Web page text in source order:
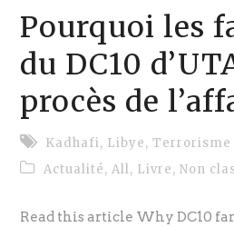
Pourquoi les
du DC10
procès de
Kadhafi, Libye, Terrorisme
Actualité, All, Livre, Non
Read this article Why DC10